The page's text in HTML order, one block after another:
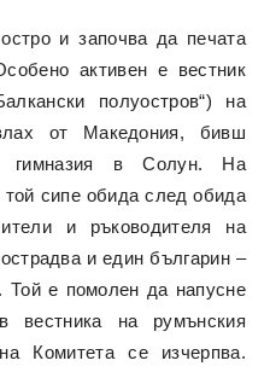
и започва да печата
активен е вестник
полуостров“) на
от Македония, бивш
гимназия в Солун. На
той сипе обида след обида
и ръководителя на
и един българин –
Той е помолен да напусне
вестника на румънския
Комитета се изчерпва.